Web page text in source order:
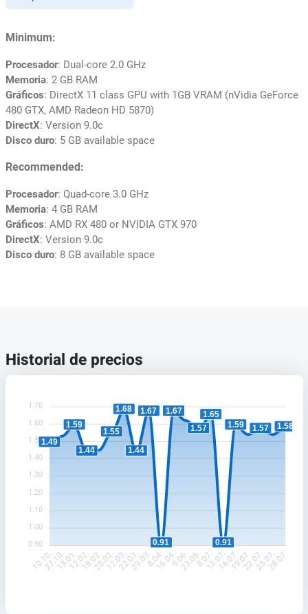
Minimum:
Procesador: Dual-core 2.0 GHz
Memoria: 2 GB RAM
Gráficos: DirectX 11 class GPU with 1GB VRAM (nVidia GeForce
480 GTX, AMD Radeon HD 5870)
DirectX: Version 9.0c
Disco duro: 5 GB available space
Recommended:
Procesador: Quad-core 3.0 GHz
Memoria: 4 GB RAM
Gráficos: AMD RX 480 or NVIDIA GTX 970
DirectX: Version 9.0c
Disco duro: 8 GB available space
Historial de precios
1.70
1.60
1.50
1.40
1.30
1.20
1.10
1.00
0.90
1.49
1.59
1.44
1.55
1.68
1.44
1.67
0.91
1.67
1.57
1.65
0.91
1.59 1.57 1.58
10.10.27.10.13.01.12.02.18.02.25.02.12.03.22.03.29.03.8.04.16.04.9.06.23.06.8.07.13.07.16.07.19.07.22.07.25.07.28.07.